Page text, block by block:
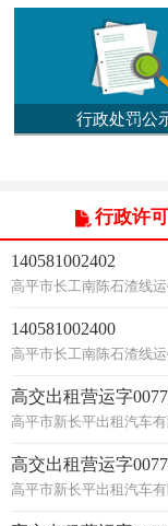
行政处罚公
行政许可
140581002402
高平市长工南陈石渣线
140581002400
高平市长工南陈石渣线
高交出租营运字
高平市新长平出租汽车有
高交出租营运字
高平市新长平出租汽车有